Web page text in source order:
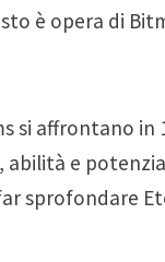
è opera di
si affrontano
abilità e
sprofondare